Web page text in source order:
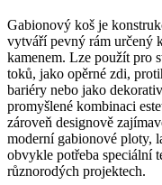
Gabionový koš je
vytváří pevný rám určený
kamenem. Lze použít pro
toků, jako opěrné zdi,
bariéry nebo jako
promyšlené kombinaci
zároveň designově
moderní gabionové ploty,
obvykle potřeba speciální
různorodých projektech.